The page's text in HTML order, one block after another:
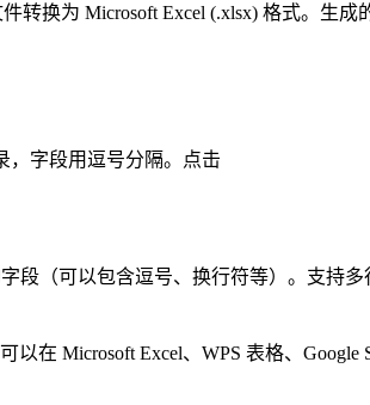
换为 Microsoft Excel (.xlsx) 格式。生
，字段用逗号分隔。点击
段（可以包含逗号、换行符等）。支持
在 Microsoft Excel、WPS 表格、Google